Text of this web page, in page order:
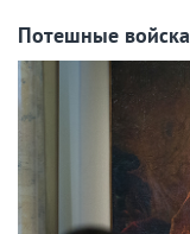
Потешные войска